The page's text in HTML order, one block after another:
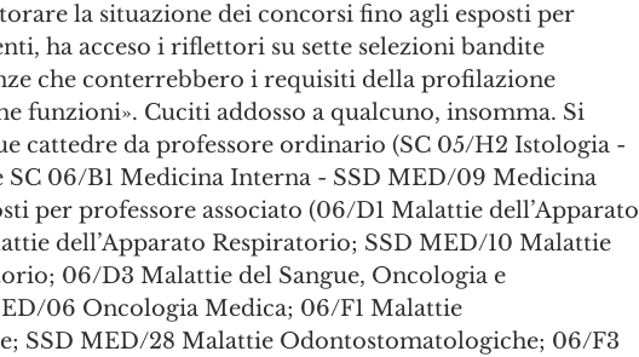
la situazione dei concorsi fino agli esposti per
ha acceso i riflettori su sette selezioni bandite
che conterrebbero i requisiti della profilazione
funzioni». Cuciti addosso a qualcuno, insomma. Si
cattedre da professore ordinario (SC 05/H2 Istologia -
SC 06/B1 Medicina Interna - SSD MED/09 Medicina
per professore associato (06/D1 Malattie dell’Apparato
dell’Apparato Respiratorio; SSD MED/10 Malattie
06/D3 Malattie del Sangue, Oncologia e
06 Oncologia Medica; 06/F1 Malattie
SSD MED/28 Malattie Odontostomatologiche; 06/F3